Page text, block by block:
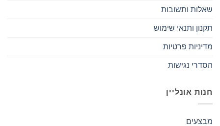
שאלות ותשובות
תקנון ותנאי שימוש
מדיניות פרטיות
הסדרי נגישות
חנות אונליין
מבצעים